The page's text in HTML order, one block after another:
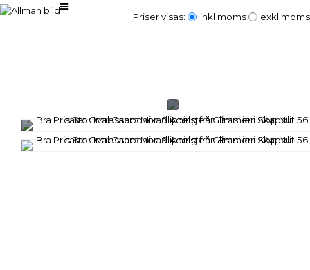
Priser visas: inkl moms exkl moms